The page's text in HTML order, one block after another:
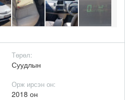
Төрөл:
Суудлын
Орж ирсэн он:
2018 он